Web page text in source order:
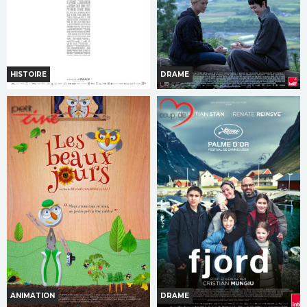
AVERT. TOUT PUBLIC
TOUT PUBLIC
HISTOIRE
LA BATAILLE DE GAULLE -
PARTIE 2 : J'ÉCRIS TON NOM
Horaires et Infos
Bande-annonce
Réservation
TOUT PUBLIC
DRAME
SOUDAIN
Horaires et Infos
Bande-annonce
Réservation
TOUT PUBLIC
ANIMATION DRAME